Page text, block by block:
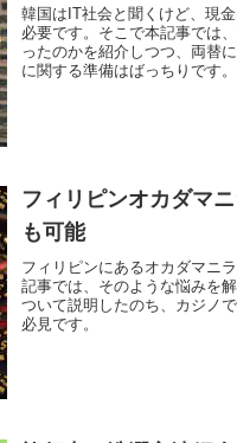
韓国はIT社会と聞くけど、現
必要です。そこで本記事では
ったのかを紹介しつつ、両替
に関する準備はばっちりです。
フィリピンオカダマ
も可能
フィリピンにあるオカダマニ
記事では、そのような悩みを
ついて説明したのち、カジノ
必見です。